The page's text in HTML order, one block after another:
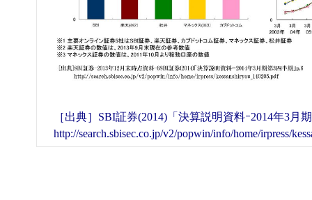
［出典］SBI証券(2014)「決算説明資料ｰ2014年3月
http://search.sbisec.co.jp/v2/popwin/info/home/irpress/